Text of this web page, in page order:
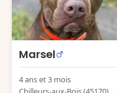
Marsel
4 ans et 3 mois